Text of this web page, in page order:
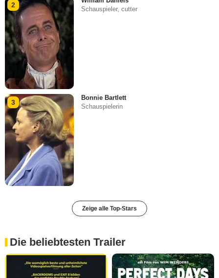
2
Schauspieler, cutter
3
Bonnie Bartlett
Schauspielerin
Zeige alle Top-Stars
Die beliebtesten Trailer